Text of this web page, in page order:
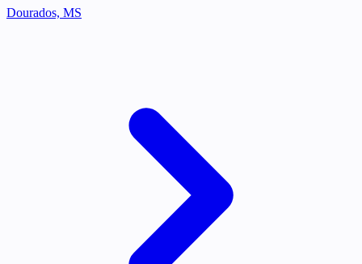
Dourados, MS